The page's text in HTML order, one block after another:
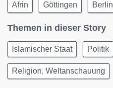
Afrin Göttingen Berlin
Themen in dieser Story
Islamischer Staat Politik
Religion, Weltanschauung